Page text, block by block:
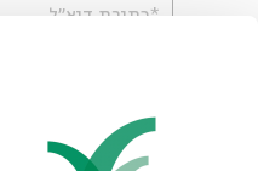
*כתובת דוא"ל